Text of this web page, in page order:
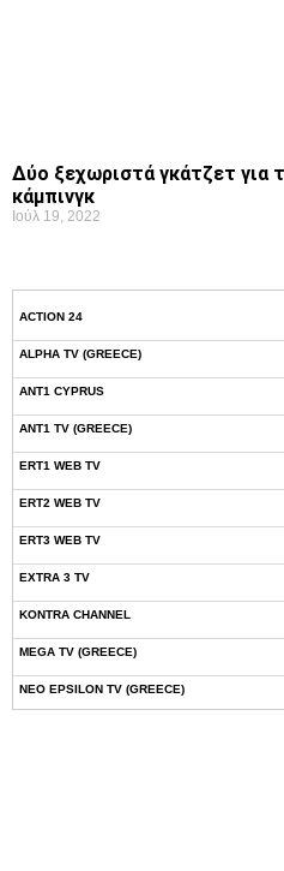
Δύο ξεχωριστά γκάτζετ για
κάμπινγκ
Ιούλ 19, 2022
ACTION 24
ALPHA TV (GREECE)
ANT1 CYPRUS
ANT1 TV (GREECE)
ERT1 WEB TV
ERT2 WEB TV
ERT3 WEB TV
EXTRA 3 TV
KONTRA CHANNEL
MEGA TV (GREECE)
NEO EPSILON TV (GREECE)